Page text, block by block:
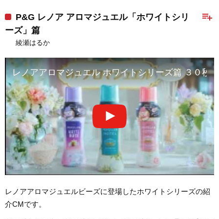
playlist_add
P&G レノア アロマジュエル「ホワイトシリ
ーズ」篇
綾瀬はるか
レノアアロマジュエル ホワイトシリーズ篇 ３０秒
レノアアロマジュエルビーズに登場したホワイトシリーズの紹
介CMです。